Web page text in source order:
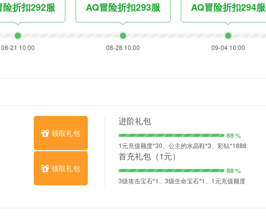
险折扣292服
08-21 10:00
AQ冒险折扣293服
08-28 10:00
AQ冒险折扣294服
09-04 10:00
领取礼包
进阶礼包
88 %
1元充值额度*30、公主的水晶鞋*3、彩钻*1888
领取礼包
首充礼包（1元）
88 %
3级攻击宝石*1、3级生命宝石*1、1元充值额度